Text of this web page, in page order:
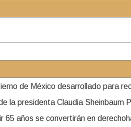
de México desarrollado para
la presidenta Claudia Sheinbaum
años se convertirán en